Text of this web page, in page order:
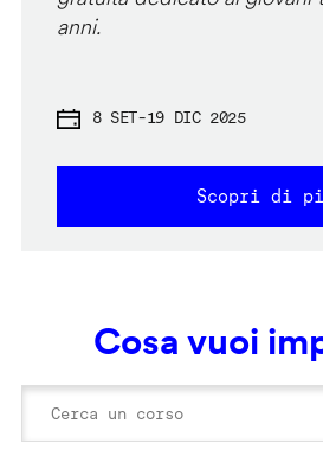
anni.
8 SET-19 DIC 2025
Scopri di
Cosa vuoi